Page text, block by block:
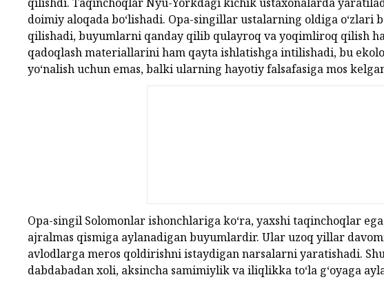
doimiy aloqada bo‘lishadi. Opa-singillar ustalarning oldiga
qilishadi, buyumlarni qanday qilib qulayroq va yoqimliroq qilish
qadoqlash materiallarini ham qayta ishlatishga intilishadi, bu
yo‘nalish uchun emas, balki ularning hayotiy falsafasiga mos
Opa-singil Solomonlar ishonchlariga ko‘ra, yaxshi taqinchoqlar
ajralmas qismiga aylanadigan buyumlardir. Ular uzoq yillar
avlodlarga meros qoldirishni istaydigan narsalarni yaratishadi. Shu
dabdabadan xoli, aksincha samimiylik va iliqlikka to‘la g‘oyaga